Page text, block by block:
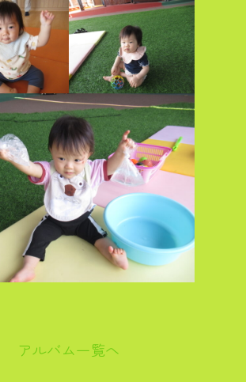
アルバム一覧へ